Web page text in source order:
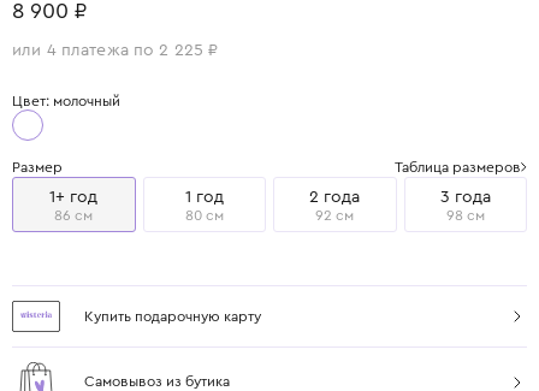
8 900 ₽
или 4 платежа по 2 225 ₽
Цвет: молочный
Размер Таблица размеров
1+ год
86 см
1 год
80 см
2 года
92 см
3 года
98 см
Купить подарочную карту
Самовывоз из бутика